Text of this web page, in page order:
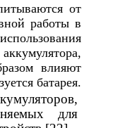
от
работы в
влияют
батарея.
для